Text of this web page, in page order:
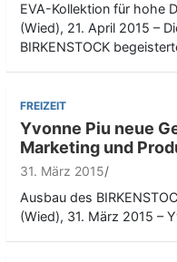
EVA-Kollektion für hohe
(Wied), 21. April 2015 –
BIRKENSTOCK
FREIZEIT
Yvonne Piu neue
Marketing und
31. März 2015
Ausbau des
(Wied), 31. März 2015 –